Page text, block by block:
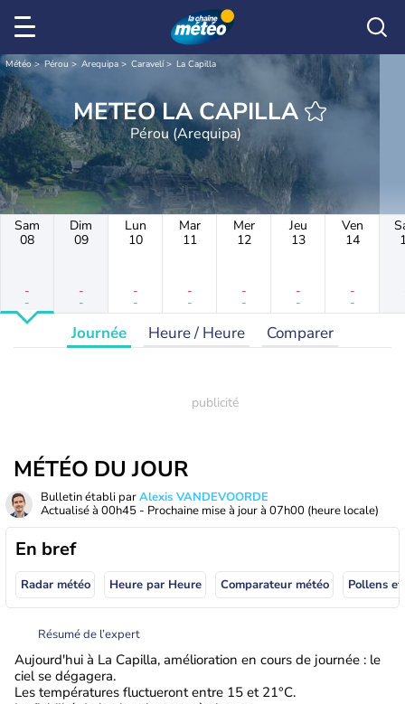
Météo Pérou Arequipa Caravelí La Capilla
METEO LA CAPILLA
Pérou (Arequipa)
Sam
08
-
-
Dim
09
-
-
Lun
10
-
-
Mar
11
-
-
Mer
12
-
-
Jeu
13
-
-
Ven
14
-
-
Journée Heure / Heure Comparer
MÉTÉO DU JOUR
Bulletin établi parAlexis VANDEVOORDE
Actualisé à 00h45 - Prochaine mise à jour à 07h00 (heure locale)
En bref
Radar météo Heure par Heure Comparateur météo Pollens
Résumé de l’expert
Aujourd'hui à La Capilla, amélioration en cours de journée : le
ciel se dégagera.
Les températures fluctueront entre 15 et 21°C.